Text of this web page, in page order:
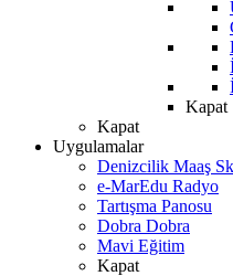
Kapat
Kapat
Uygulamalar
Denizcilik Maaş
e-MarEdu Radyo
Tartışma Panosu
Dobra Dobra
Mavi Eğitim
Kapat